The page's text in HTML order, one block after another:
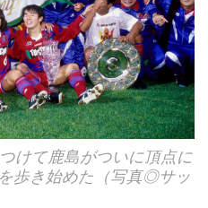
けて鹿島がついに頂点に
歩き始めた（写真◎サッ